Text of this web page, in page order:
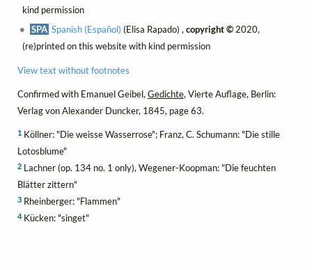
kind permission
SPA Spanish (Español) (Elisa Rapado) ,copyright ©2020,
(re)printed on this website with kind permission
View text without footnotes
Confirmed with Emanuel Geibel, Gedichte, Vierte Auflage, Berlin:
Verlag von Alexander Duncker, 1845, page 63.
1Köllner: "Die weisse Wasserrose"; Franz, C. Schumann: "Die stille
Lotosblume"
2Lachner (op. 134 no. 1 only), Wegener-Koopman: "Die feuchten
Blätter zittern"
3Rheinberger: "Flammen"
4Kücken: "singet"